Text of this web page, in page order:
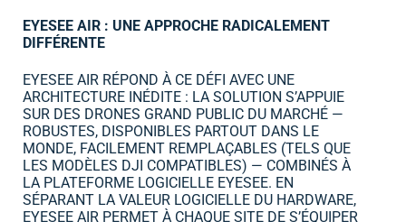
EYESEE AIR : UNE APPROCHE RADICALEMENT
DIFFÉRENTE
EYESEE AIR RÉPOND À CE DÉFI AVEC UNE
ARCHITECTURE INÉDITE : LA SOLUTION S’APPUIE
SUR DES DRONES GRAND PUBLIC DU MARCHÉ —
ROBUSTES, DISPONIBLES PARTOUT DANS LE
MONDE, FACILEMENT REMPLAÇABLES (TELS QUE
LES MODÈLES DJI COMPATIBLES) — COMBINÉS À
LA PLATEFORME LOGICIELLE EYESEE. EN
SÉPARANT LA VALEUR LOGICIELLE DU HARDWARE,
EYESEE AIR PERMET À CHAQUE SITE DE S’ÉQUIPER